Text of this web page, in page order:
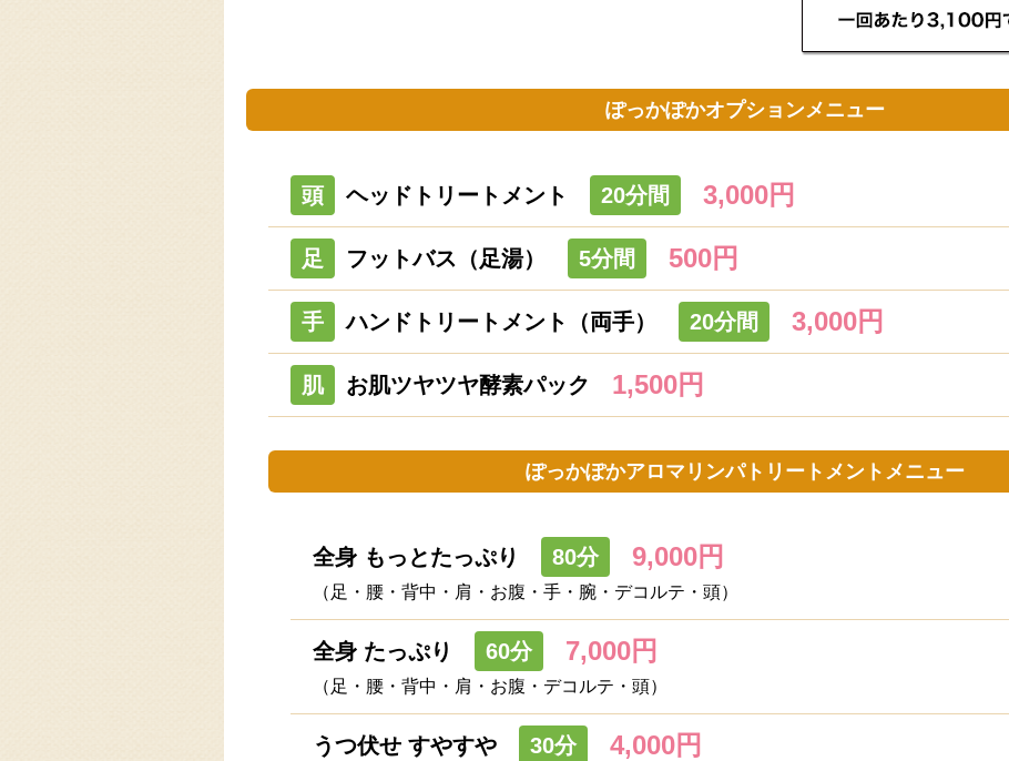
ぽっかぽかオプションメニュー
頭 ヘッドトリートメント 20分間 3,000円
足 フットバス（足湯） 5分間 500円
手 ハンドトリートメント（両手） 20分間 3,000円
肌 お肌ツヤツヤ酵素パック 1,500円
ぽっかぽかアロマリンパトリートメントメニュー
全身 もっとたっぷり 80分 9,000円
（足・腰・背中・肩・お腹・手・腕・デコルテ・頭）
全身 たっぷり 60分 7,000円
（足・腰・背中・肩・お腹・デコルテ・頭）
うつ伏せ すやすや 30分 4,000円